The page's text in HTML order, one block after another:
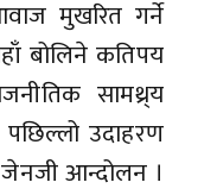
मुखरित गर्ने
बोलिने कतिपय
सामथ्र्य
उदाहरण
आन्दोलन ।